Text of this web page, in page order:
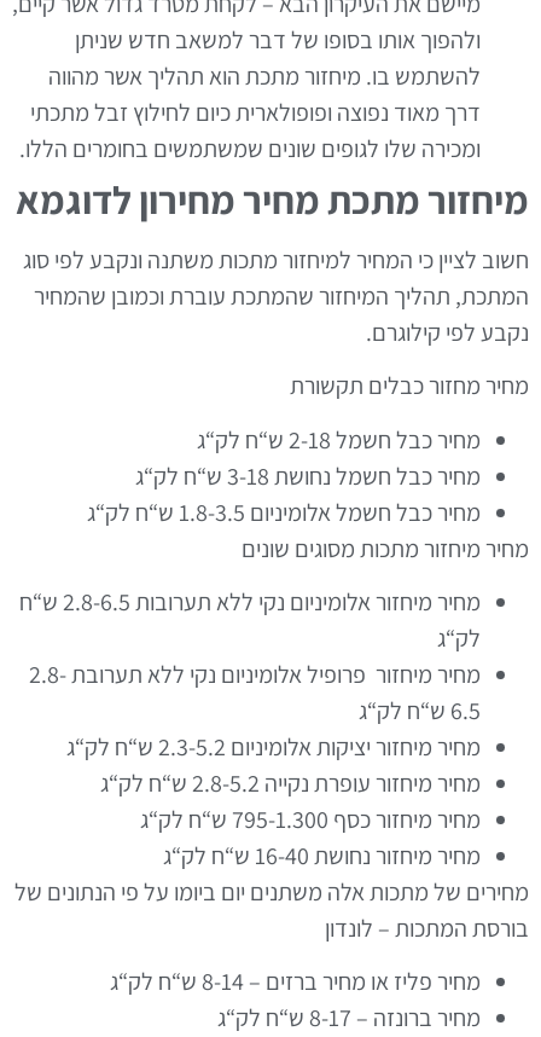
ולהפוך אותו בסופו של דבר למשאב חדש שניתן
להשתמש בו. מיחזור מתכת הוא תהליך אשר מהווה
דרך מאוד נפוצה ופופולארית כיום לחילוץ זבל מתכתי
ומכירה שלו לגופים שונים שמשתמשים בחומרים הללו.
מיחזור מתכת מחיר מחירון לדוגמא
חשוב לציין כי המחיר למיחזור מתכות משתנה ונקבע לפי סוג
המתכת, תהליך המיחזור שהמתכת עוברת וכמובן שהמחיר
נקבע לפי קילוגרם.
מחיר מחזור כבלים תקשורת
מחיר כבל חשמל2-18ש“ח לק“ג
מחיר כבל חשמל נחושת3-18ש“ח לק“ג
מחיר כבל חשמל אלומיניום 1.8-3.5 ש“ח לק“ג
מחיר מיחזור מתכות מסוגים שונים
מחיר מיחזור אלומיניום נקי ללא תערובות2.8-6.5ש“ח
לק“ג
מחיר מיחזור פרופיל אלומיניום נקי ללא תערובת2.8-
6.5 ש“ח לק“ג
מחיר מיחזור יציקות אלומיניום 2.3-5.2ש“ח לק“ג
מחיר מיחזור עופרת נקייה 2.8-5.2ש“ח לק“ג
מחיר מיחזור כסף 795-1.300 ש“ח לק“ג
מחיר מיחזור נחושת16-40 ש“ח לק“ג
מחירים של מתכות אלה משתנים יום ביומו על פי הנתונים של
בורסת המתכות– לונדון
מחיר פליז או מחיר ברזים – 8-14 ש“ח לק“ג
מחיר ברונזה – 8-17 ש“ח לק“ג